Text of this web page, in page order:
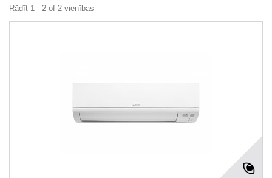
Rādīt 1 - 2 of 2 vienības